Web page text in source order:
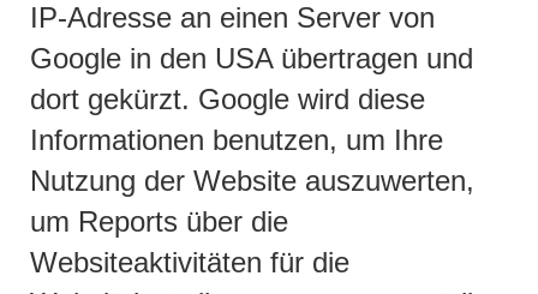
IP-Adresse an einen Server von
Google in den USA übertragen und
dort gekürzt. Google wird diese
Informationen benutzen, um Ihre
Nutzung der Website auszuwerten,
um Reports über die
Websiteaktivitäten für die